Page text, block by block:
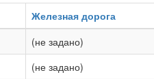
Железная дорога
(не задано)
(не задано)